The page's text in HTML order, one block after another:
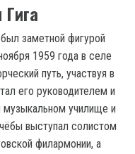
заметной фигурой
1959 года в селе
путь, участвуя в
его руководителем и
училище и
выступал солистом
филармонии, а